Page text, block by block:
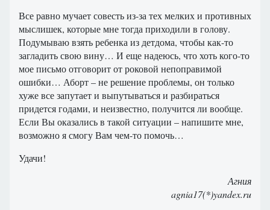
Все равно мучает совесть из-за тех мелких и противных
мыслишек, которые мне тогда приходили в голову.
Подумываю взять ребенка из детдома, чтобы как-то
загладить свою вину… И еще надеюсь, что хоть кого-то
мое письмо отговорит от роковой непоправимой
ошибки… Аборт – не решение проблемы, он только
хуже все запутает и выпутываться и разбираться
придется годами, и неизвестно, получится ли вообще.
Если Вы оказались в такой ситуации – напишите мне,
возможно я смогу Вам чем-то помочь…
Удачи!
Агния
agnia17(*)yandex.ru